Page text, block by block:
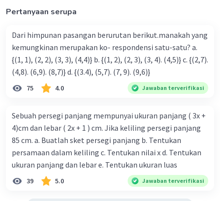
Iklan
Pertanyaan serupa
Dari himpunan pasangan berurutan berikut.manakah yang
kemungkinan merupakan ko- respondensi satu-satu? a.
{(1, 1), (2, 2), (3, 3), (4,4)} b. {(1, 2), (2, 3), (3, 4). (4,5)} c. {(2,7).
(4,8). (6,9). (8,7)} d. {(3.4), (5,7). (7, 9). (9,6)}
75 4.0 Jawaban terverifikasi
Sebuah persegi panjang mempunyai ukuran panjang ( 3x +
4)cm dan lebar ( 2x + 1 ) cm. Jika keliling persegi panjang
85 cm. a. Buatlah sket persegi panjang b. Tentukan
persamaan dalam keliling c. Tentukan nilai x d. Tentukan
ukuran panjang dan lebar e. Tentukan ukuran luas
39 5.0 Jawaban terverifikasi